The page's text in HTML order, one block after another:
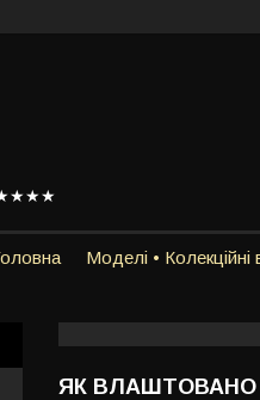
★★★★★
Моделі •
ЯК